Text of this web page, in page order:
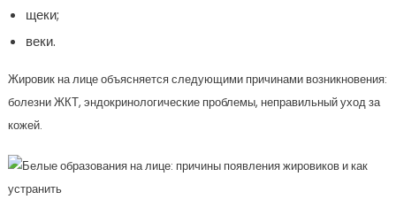
щеки;
веки.
Жировик на лице объясняется следующими причинами возникновения:
болезни ЖКТ, эндокринологические проблемы, неправильный уход за
кожей.